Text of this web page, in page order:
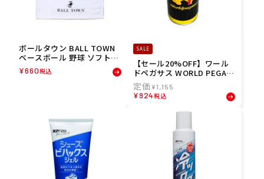
ボールタウン BALL TOWN
ベースボール 野球 ソフトボ
ール CLEANER TOWEL 220
000029334 メンズ レディー
¥660税込
SALE
【セール20%OFF】ワール
ドペガサス WORLD PEGAS
US ベースボール 野球 ソフ
トボール ガツグリ Bグリッ
プGスプレー WEO4BGGS
メンズ レディース ユニセッ
¥1,155
¥924税込